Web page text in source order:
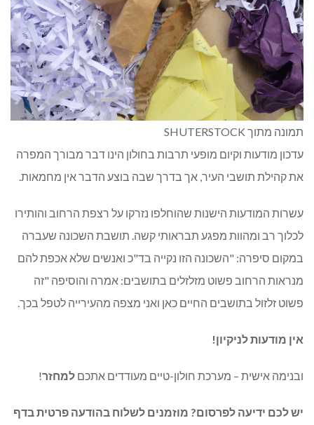
תמונה מתוך SHUTERSTOCK
עדכון מודעות וקיום מופעי תרבות בחולון הינו דבר מבורך המפרה
את קהילת תושבי העיר, אך בדרך שבה בוצע הדבר אין מחמאות.
עשרות המודעות הישנות שהוחלפו נזרקו על רצפת הרחוב והותירו
לכלוך רב ומהוות מפגע תבראותי קשה. תושבת השכונה שעברה
במקום סיפרה: "השכונה הזו נקייה בד"כ ואנשים שלא אכפת להם
מנראות הרחוב פשוט מזלזלים בתושבים: אמרה והוסיפה "זה
פשוט זלזול בתושבים החיים כאן ואני מצפה מהעירייה לטפל בכך.
אין מודעות לניקיון!
ובנימה אישית – מערכת חולון-טיים מעודדים אתכם למחזר!
יש לכם ידיעה לפרסום? מוזמנים לשלוח בהודעה פרטית בדף